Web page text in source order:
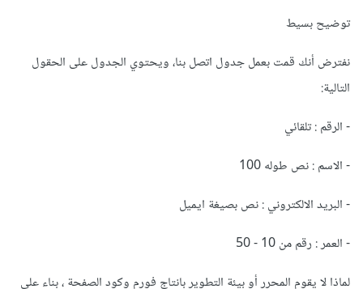
توضيح بسيط
نفترض أنك قمت بعمل جدول اتصل بنا، ويحتوي الجدول على الحقول
التالية:
- الرقم : تلقائي
- الاسم : نص طوله 100
- البريد الالكتروني : نص بصيغة ايميل
- العمر : رقم من 10 - 50
لماذا لا يقوم المحرر أو بيئة التطوير بانتاج فورم وكود الصفحة ، بناء على